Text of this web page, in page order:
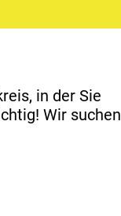
in der Sie
Wir suchen